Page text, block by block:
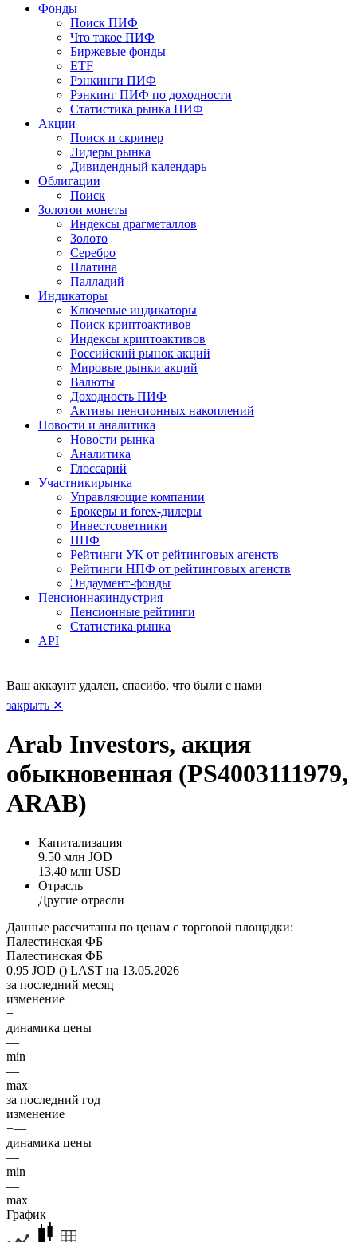
Фонды
Поиск ПИФ
Что такое ПИФ
Биржевые фонды
ETF
Рэнкинги ПИФ
Рэнкинг ПИФ по доходности
Статистика рынка ПИФ
Акции
Поиск и скринер
Лидеры рынка
Дивидендный календарь
Облигации
Поиск
Золотои монеты
Индексы драгметаллов
Золото
Серебро
Платина
Палладий
Индикаторы
Ключевые индикаторы
Поиск криптоактивов
Индексы криптоактивов
Российский рынок акций
Мировые рынки акций
Валюты
Доходность ПИФ
Активы пенсионных накоплений
Новости и аналитика
Новости рынка
Аналитика
Глоссарий
Участникирынка
Управляющие компании
Брокеры и forex-дилеры
Инвестсоветники
НПФ
Рейтинги УК от рейтинговых агенств
Рейтинги НПФ от рейтинговых агенств
Эндаумент-фонды
Пенсионнаяиндустрия
Пенсионные рейтинги
Статистика рынка
API
Ваш аккаунт удален, спасибо, что были с нами
закрыть ✕
Arab Investors, акция
обыкновенная (PS4003111979,
ARAB)
Капитализация
9.50 млн JOD
13.40 млн USD
Отрасль
Другие отрасли
Данные рассчитаны по ценам с торговой площадки:
Палестинская ФБ
Палестинская ФБ
0.95 JOD () LAST на 13.05.2026
за последний месяц
изменение
+ —
динамика цены
—
min
—
max
за последний год
изменение
+—
динамика цены
—
min
—
max
График